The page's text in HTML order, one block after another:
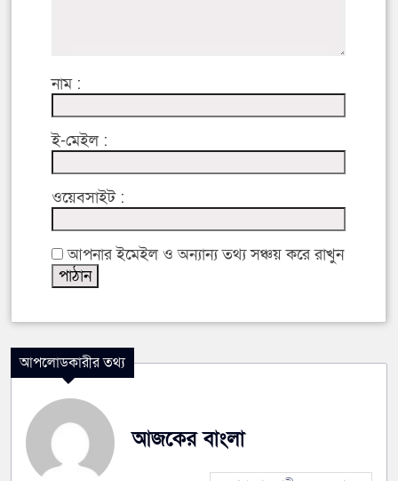
নাম :
ই-মেইল :
ওয়েবসাইট :
আপনার ইমেইল ও অন্যান্য তথ্য সঞ্চয় করে রাখুন
আপলোডকারীর তথ্য
আজকের বাংলা